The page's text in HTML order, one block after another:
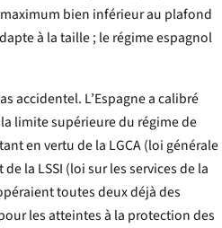
bien inférieur au plafond
à la taille ; le régime espagnol
accidentel. L’Espagne a calibré
limite supérieure du régime de
en vertu de la LGCA (loi générale
la LSSI (loi sur les services de la
toutes deux déjà des
les atteintes à la protection des